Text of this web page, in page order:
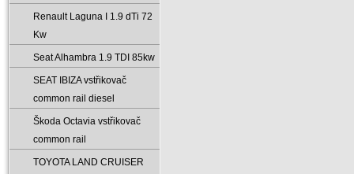
Renault Laguna I 1.9 dTi 72
Kw
Seat Alhambra 1.9 TDI 85kw
SEAT IBIZA vstřikovač
common rail diesel
Škoda Octavia vstřikovač
common rail
TOYOTA LAND CRUISER